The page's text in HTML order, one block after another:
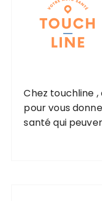
Chez touchline
pour vous
santé qui